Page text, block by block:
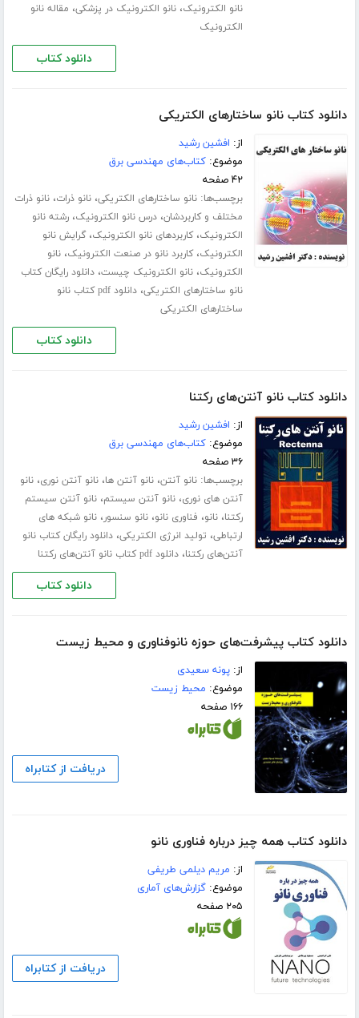
نانو الکترونیک،نانو الکترونیک در پزشکی، مقاله نانو
الکترونیک
دانلود کتاب
دانلود کتاب نانو ساختارهای الکتریکی
از: افشین رشید
موضوع:کتاب‌های مهندسی برق
۴۲ صفحه
برچسب‌ها:نانو ساختارهای الکتریکی،نانو ذرات،نانو ذرات
مختلف و کاربردشان،درس نانو الکترونیک،رشته نانو
الکترونیک،کاربردهای نانو الکترونیک،گرایش نانو
الکترونیک،کاربرد نانو در صنعت الکترونیک،نانو
الکترونیک،نانو الکترونیک چیست،دانلود رایگان کتاب
نانو ساختارهای الکتریکی،
دانلود pdf کتاب نانو
ساختارهای الکتریکی
دانلود کتاب
دانلود کتاب نانو آنتن‌های رکتنا
از: افشین رشید
موضوع:کتاب‌های مهندسی برق
۳۶ صفحه
برچسب‌ها:نانو آنتن،نانو آنتن ها،نانو آنتن نوری،نانو
آنتن های نوری،نانو آنتن سیستم،نانو آنتن سیستم
رکتنا،نانو، فناوری نانو،نانو سنسور،نانو شبکه های
ارتباطی، تولید انرژی الکتریکی،دانلود رایگان کتاب نانو
آنتن‌های رکتنا،دانلود pdf کتاب نانو آنتن‌های رکتنا
دانلود کتاب
دانلود کتاب پیشرفت‌های حوزه نانوفناوری و محیط‌ زیست
از:پونه سعیدی
موضوع: محیط زیست
۱۶۶ صفحه
دریافت از کتابراه
دانلود کتاب همه چیز درباره فناوری نانو
از: مریم دیلمی طریفی
موضوع:گزارش‌های آماری
۲۰۵ صفحه
دریافت از کتابراه